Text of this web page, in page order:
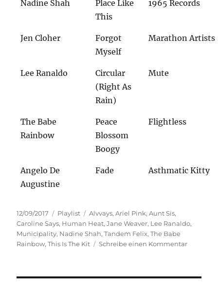
Nadine Shah
Place Like
This
1965 Records
Jen Cloher
Forgot
Myself
Marathon Artists
Lee Ranaldo
Circular
(Right As
Rain)
Mute
The Babe
Rainbow
Peace
Blossom
Boogy
Flightless
Angelo De
Augustine
Fade Asthmatic Kitty
Veröffentlicht
am
12/09/2017 Kategorien
Playlist Schlagwörter
Alvvays,Ariel Pink,Aunt Sis,
Caroline Says, Human Heat,Jane Weaver, Lee Ranaldo,
Municipality, Nadine Shah,Tandem Felix,The Babe
Rainbow,This Is The Kit Schreibe einen Kommentarzu